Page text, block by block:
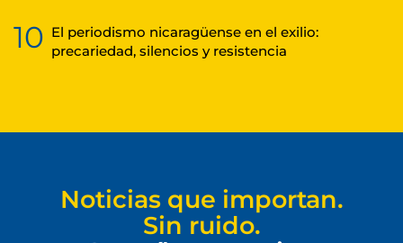
10 El periodismo nicaragüense en el exilio:
precariedad, silencios y resistencia
Noticias que importan.
Sin ruido.